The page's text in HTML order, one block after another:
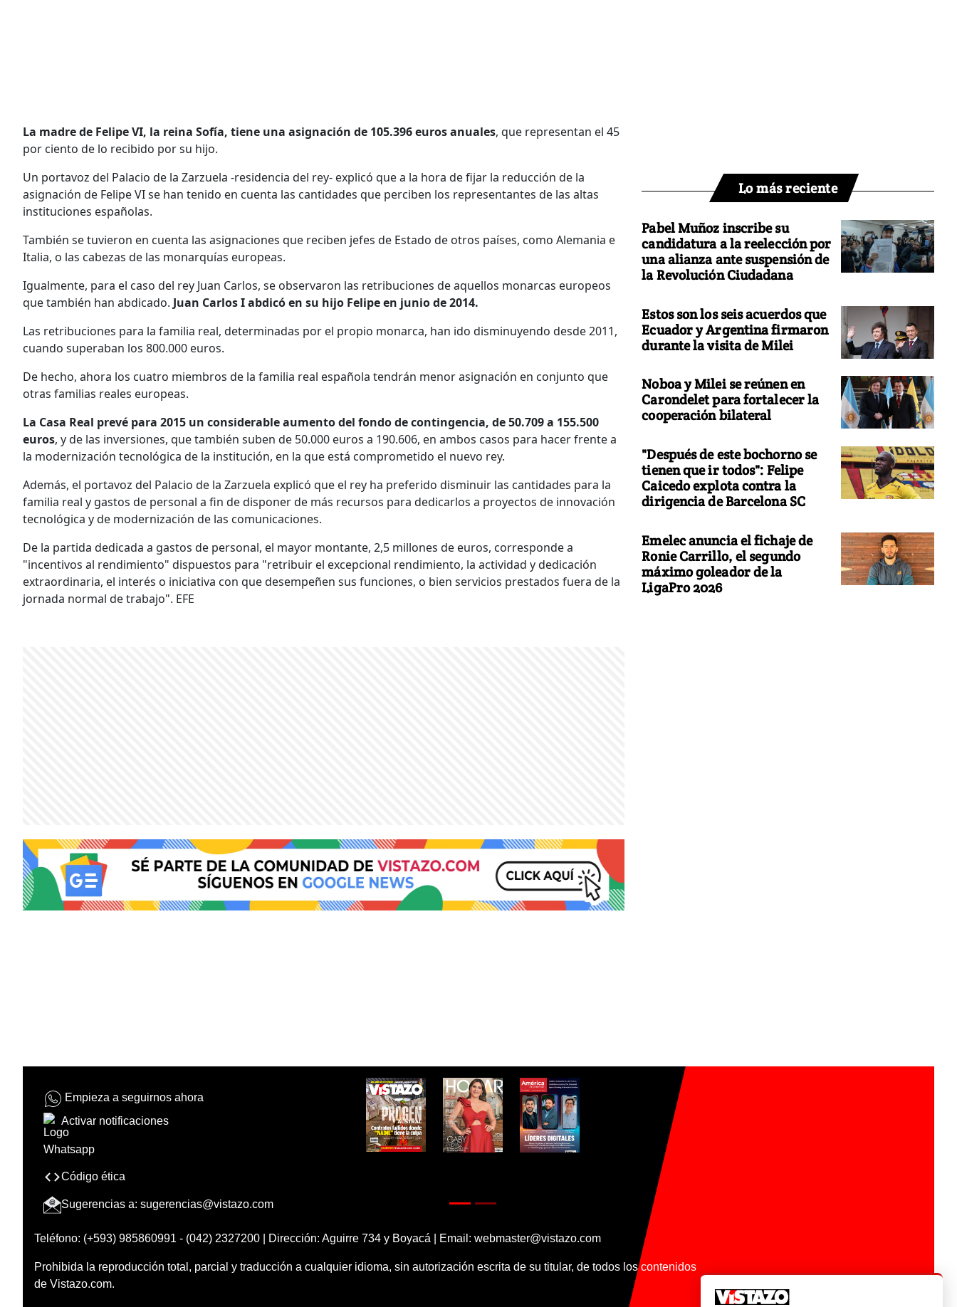
La madre de Felipe VI, la reina Sofía, tiene una asignación de 105.396 euros anuales, que representan el 45
por ciento de lo recibido por su hijo.
Un portavoz del Palacio de la Zarzuela -residencia del rey- explicó que a la hora de fijar la reducción de la
asignación de Felipe VI se han tenido en cuenta las cantidades que perciben los representantes de las altas
instituciones españolas.
También se tuvieron en cuenta las asignaciones que reciben jefes de Estado de otros países, como Alemania e
Italia, o las cabezas de las monarquías europeas.
Igualmente, para el caso del rey Juan Carlos, se observaron las retribuciones de aquellos monarcas europeos
que también han abdicado. Juan Carlos I abdicó en su hijo Felipe en junio de 2014.
Las retribuciones para la familia real, determinadas por el propio monarca, han ido disminuyendo desde 2011,
cuando superaban los 800.000 euros.
De hecho, ahora los cuatro miembros de la familia real española tendrán menor asignación en conjunto que
otras familias reales europeas.
La Casa Real prevé para 2015 un considerable aumento del fondo de contingencia, de 50.709 a 155.500
euros, y de las inversiones, que también suben de 50.000 euros a 190.606, en ambos casos para hacer frente a
la modernización tecnológica de la institución, en la que está comprometido el nuevo rey.
Además, el portavoz del Palacio de la Zarzuela explicó que el rey ha preferido disminuir las cantidades para la
familia real y gastos de personal a fin de disponer de más recursos para dedicarlos a proyectos de innovación
tecnológica y de modernización de las comunicaciones.
De la partida dedicada a gastos de personal, el mayor montante, 2,5 millones de euros, corresponde a
"incentivos al rendimiento" dispuestos para "retribuir el excepcional rendimiento, la actividad y dedicación
extraordinaria, el interés o iniciativa con que desempeñen sus funciones, o bien servicios prestados fuera de la
jornada normal de trabajo". EFE
Lo más reciente
Pabel Muñoz inscribe su
candidatura a la reelección por
una alianza ante suspensión de
la Revolución Ciudadana
Estos son los seis acuerdos que
Ecuador y Argentina firmaron
durante la visita de Milei
Noboa y Milei se reúnen en
Carondelet para fortalecer la
cooperación bilateral
"Después de este bochorno se
tienen que ir todos": Felipe
Caicedo explota contra la
dirigencia de Barcelona SC
Emelec anuncia el fichaje de
Ronie Carrillo, el segundo
máximo goleador de la
LigaPro 2026
Empieza a seguirnos ahora
Activar notificaciones
Código ética
Sugerencias a: sugerencias@vistazo.com
Teléfono: (+593) 985860991 - (042) 2327200 | Dirección: Aguirre 734 y Boyacá | Email: webmaster@vistazo.com
Prohibida la reproducción total, parcial y traducción a cualquier idioma, sin autorización escrita de su titular, de todos los contenidos
de Vistazo.com.